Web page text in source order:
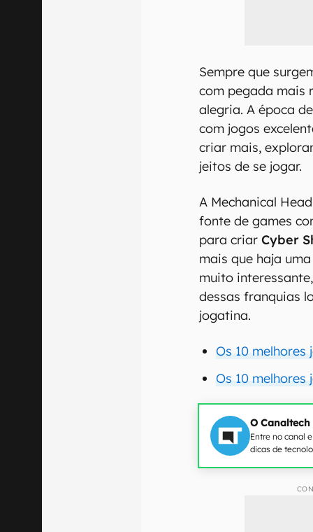
Sempre que
com pegada mais
alegria. A época
com jogos
criar mais,
jeitos de se jogar.
A Mechanical
fonte de games
para criarCyber
mais que haja
muito
dessas franquias
jogatina.
Os 10
Os 10
O
Entre no canal
dicas de